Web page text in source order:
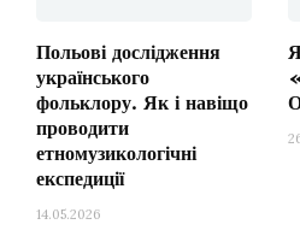
оперного
оркестр та
Польові дослідження
українського
фольклору. Як і навіщо
проводити
етномузикологічні
експедиції
14.05.2026